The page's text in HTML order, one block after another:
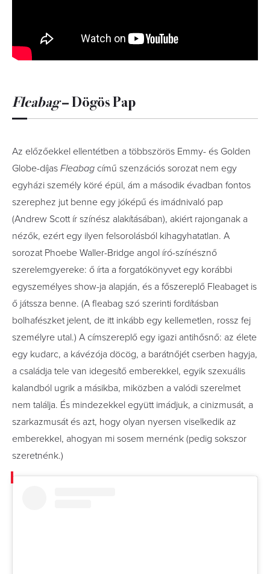
Fleabag– Dögös Pap
Az előzőekkel ellentétben a többszörös Emmy- és Golden
Globe-díjas Fleabag című szenzációs sorozat nem egy
egyházi személy köré épül, ám a második évadban fontos
szerephez jut benne egy jóképű és imádnivaló pap
(Andrew Scott ír színész alakításában), akiért rajonganak a
nézők, ezért egy ilyen felsorolásból kihagyhatatlan. A
sorozat Phoebe Waller-Bridge angol író-színésznő
szerelemgyereke: ő írta a forgatókönyvet egy korábbi
egyszemélyes show-ja alapján, és a főszereplő Fleabaget is
ő játssza benne. (A fleabag szó szerinti fordításban
bolhafészket jelent, de itt inkább egy kellemetlen, rossz fej
személyre utal.) A címszereplő egy igazi antihősnő: az élete
egy kudarc, a kávézója döcög, a barátnőjét cserben hagyja,
a családja tele van idegesítő emberekkel, egyik szexuális
kalandból ugrik a másikba, miközben a valódi szerelmet
nem találja. És mindezekkel együtt imádjuk, a cinizmusát, a
szarkazmusát és azt, hogy olyan nyersen viselkedik az
emberekkel, ahogyan mi sosem mernénk (pedig sokszor
szeretnénk.)